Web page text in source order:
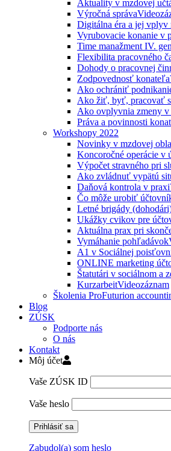
Aktuality v mzdovej
Výročná správa
Digitálna éra a jej vplyv
Vyrubovacie konanie v
Time manažment IV.
Flexibilita pracovného
Dohody o pracovnej
Zodpovednosť konateľa
Ako ochrániť
Ako žiť, byť, pracovať
Ako ovplyvnia zmeny v
Práva a povinnosti
Workshopy 2022
Novinky v mzdovej
Koncoročné operácie v
Výpočet stravného pri
Ako zvládnuť vypätú
Daňová kontrola v praxi
Čo môže urobiť
Letné brigády
Ukážky cvikov pre
Aktuálna prax pri
Vymáhanie pohľadávok
A1 v Sociálnej
ONLINE marketing
Štatutári v sociálnom a
KurzarbeitVideozáznam
Školenia ProFuturion
Blog
ZÚSK
Podporte nás
O nás
Kontakt
Môj účet
Vaše ZÚSK ID
Vaše heslo
Zabudol(a) som heslo